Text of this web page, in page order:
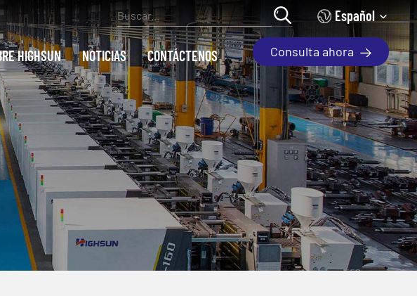
Español
HIGHSUN NOTICIAS CONTÁCTENOS Consulta ahora